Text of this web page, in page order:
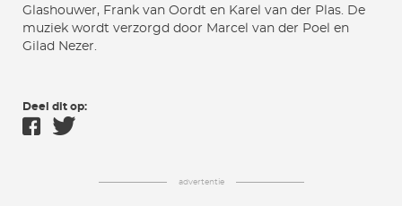
Glashouwer, Frank van Oordt en Karel van der Plas. De
muziek wordt verzorgd door Marcel van der Poel en
Gilad Nezer.
Deel dit op:
advertentie